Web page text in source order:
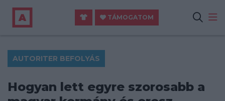
TÁMOGATOM
AUTORITER BEFOLYÁS
Hogyan lett egyre szorosabb a